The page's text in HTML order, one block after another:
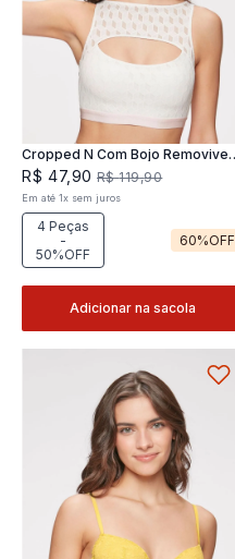
Cropped N Com Bojo Removivel
Joy
R$ 47, 90 R$ 119,90
Em até1x sem juros
4 Peças
-
50%OFF
60%OFF
Adicionar na sacola